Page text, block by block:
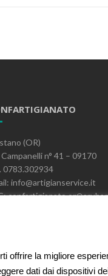
(OR)
n° 41 – 09170
0783.302934
info@artigianservice.it
offrire la migliore
dati dai dispositivi